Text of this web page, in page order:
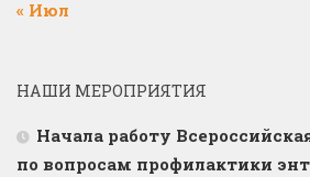
« Июл
НАШИ МЕРОПРИЯТИЯ
Начала работу
по вопросам профилактики